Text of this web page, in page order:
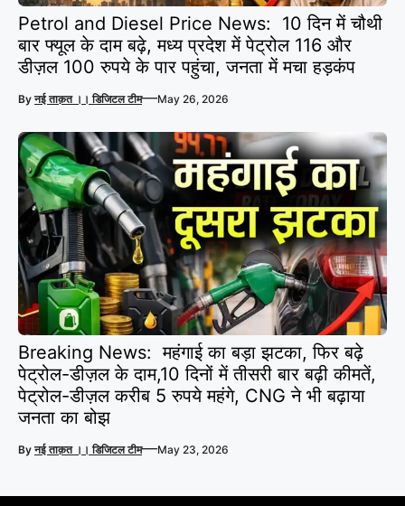
Petrol and Diesel Price News: 10 दिन में चौथी
बार फ्यूल के दाम बढ़े, मध्य प्रदेश में पेट्रोल 116 और
डीज़ल 100 रुपये के पार पहुंचा, जनता में मचा हड़कंप
Byनई ताक़त ।। डिजिटल टीम—May 26, 2026
Breaking News: महंगाई का बड़ा झटका, फिर बढ़े
पेट्रोल-डीज़ल के दाम,10 दिनों में तीसरी बार बढ़ी कीमतें,
पेट्रोल-डीज़ल करीब 5 रुपये महंगे, CNG ने भी बढ़ाया
जनता का बोझ
Byनई ताक़त ।। डिजिटल टीम—May 23, 2026